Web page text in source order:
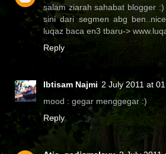
salam ziarah sahabat blogger
sini dari segmen abg
luqaz baca en3 tbaru->
Reply
Ibtisam Najmi 2 July 2011 at
mood : gegar menggegar :)
Reply